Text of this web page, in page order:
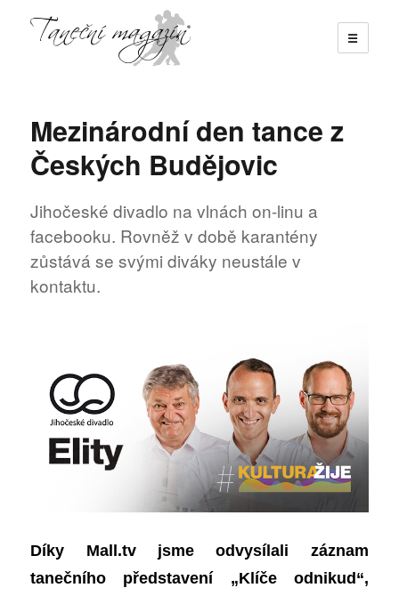
☰
Mezinárodní den tance z
Českých Budějovic
Jihočeské divadlo na vlnách on-linu a
facebooku. Rovněž v době karantény
zůstává se svými diváky neustále v
kontaktu.
Díky Mall.tv jsme odvysílali záznam
tanečního představení „Klíče odnikud“,